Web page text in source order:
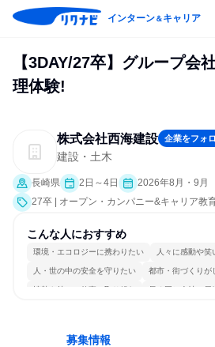
インターン＆キャリア
【3DAY/27卒】グループ会
理体験!
株式会社西海建設 企業をフォ
建設・土木
長崎県 2日～4日
2026年8月・9月
27卒 | オープン・カンパニー&キャリア教
こんな人におすすめ
環境・エコロジーに携わりたい 人々に感動や笑
人・世の中の安全を守りたい 都市・街づくりが
情熱を持って仕事に取り組む 長く同じ会社に居
募集情報